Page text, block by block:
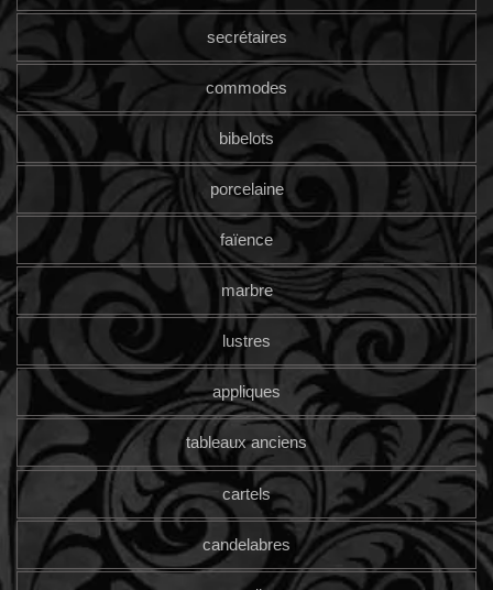
secrétaires
commodes
bibelots
porcelaine
faïence
marbre
lustres
appliques
tableaux anciens
cartels
candelabres